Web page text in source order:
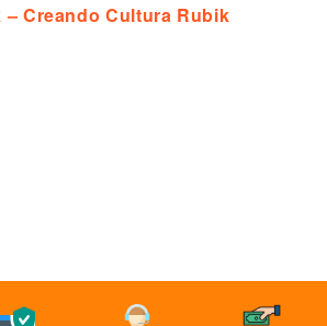
Creando Cultura Rubik